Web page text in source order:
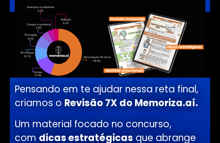
Pensando em te ajudar nessa reta final,
criamos o Revisão 7X do Memoriza.aí.
Um material focado no concurso,
com dicas estratégicas que abrange